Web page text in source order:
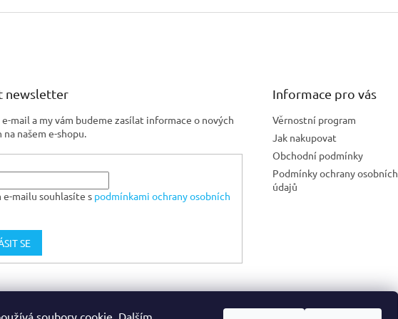
soubory cookie. Dalším
newsletter
mail a my vám budeme zasílat informace o nových
našem e-shopu.
mailu souhlasíte s podmínkami ochrany osobních
SE
Informace pro vás
Věrnostní program
Jak nakupovat
Obchodní podmínky
Podmínky ochrany osobních
údajů